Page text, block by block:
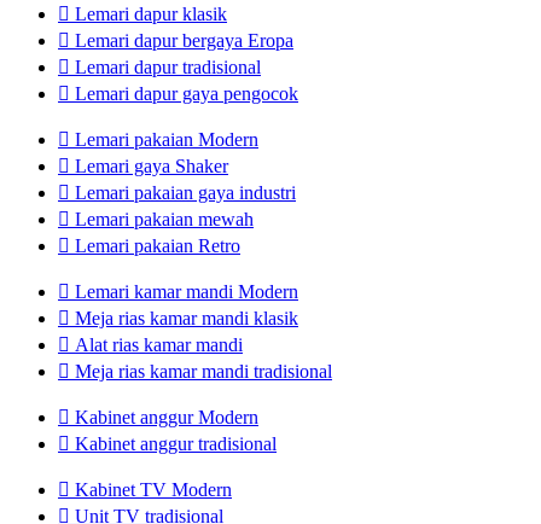
 Lemari dapur klasik
 Lemari dapur bergaya Eropa
 Lemari dapur tradisional
 Lemari dapur gaya pengocok
 Lemari pakaian Modern
 Lemari gaya Shaker
 Lemari pakaian gaya industri
 Lemari pakaian mewah
 Lemari pakaian Retro
 Lemari kamar mandi Modern
 Meja rias kamar mandi klasik
 Alat rias kamar mandi
 Meja rias kamar mandi tradisional
 Kabinet anggur Modern
 Kabinet anggur tradisional
 Kabinet TV Modern
 Unit TV tradisional